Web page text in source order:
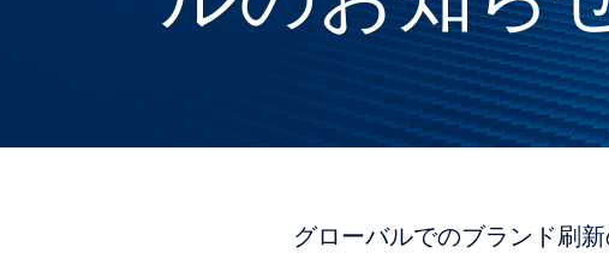
グローバルでのブランド刷